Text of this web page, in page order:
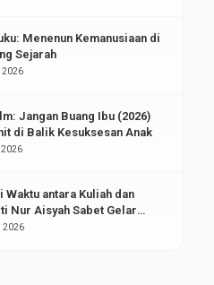
Menenun Kemanusiaan di
Sejarah
2026
Jangan Buang Ibu (2026)
di Balik Kesuksesan Anak
Waktu antara Kuliah dan
Nur Aisyah Sabet Gelar
Terbaik
2026